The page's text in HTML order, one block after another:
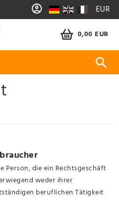
EUR
0,00 EUR
Person, die ein Rechtsgeschäft
weder ihrer
beruflichen Tätigkeit